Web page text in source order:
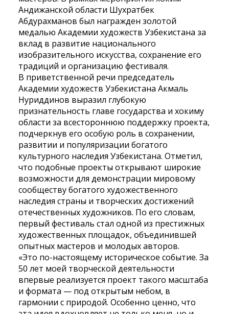
Андижанской области Шухратбек
Абдурахманов был награжден золотой
медалью Академии художеств Узбекистана за
вклад в развитие национального
изобразительного искусства, сохранение его
традиций и организацию фестиваля.
В приветственной речи председатель
Академии художеств Узбекистана Акмаль
Нуриддинов выразил глубокую
признательность главе государства и хокиму
области за всестороннюю поддержку проекта,
подчеркнув его особую роль в сохранении,
развитии и популяризации богатого
культурного наследия Узбекистана. Отметил,
что подобные проекты открывают широкие
возможности для демонстрации мировому
сообществу богатого художественного
наследия страны и творческих достижений
отечественных художников. По его словам,
первый фестиваль стал одной из престижных
художественных площадок, объединившей
опытных мастеров и молодых авторов.
«Это по-настоящему историческое событие. За
50 лет моей творческой деятельности
впервые реализуется проект такого масштаба
и формата — под открытым небом, в
гармонии с природой. Особенно ценно, что